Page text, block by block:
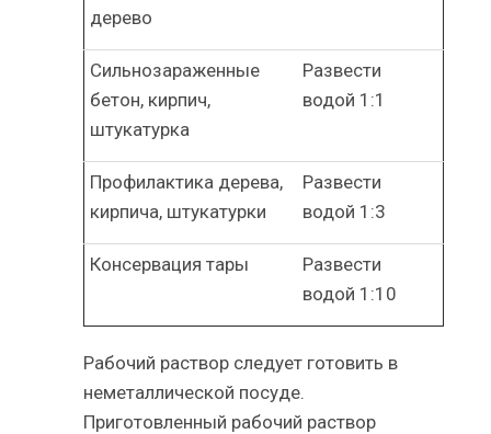
дерево
Сильнозараженные
бетон, кирпич,
штукатурка
Развести
водой 1:1
Профилактика дерева,
кирпича, штукатурки
Развести
водой 1:3
Консервация тары
Развести
водой 1:10
Рабочий раствор следует готовить в
неметаллической посуде.
Приготовленный рабочий раствор